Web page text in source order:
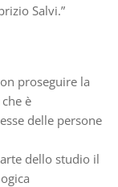
Salvi.”
proseguire la
è
delle persone
dello studio il